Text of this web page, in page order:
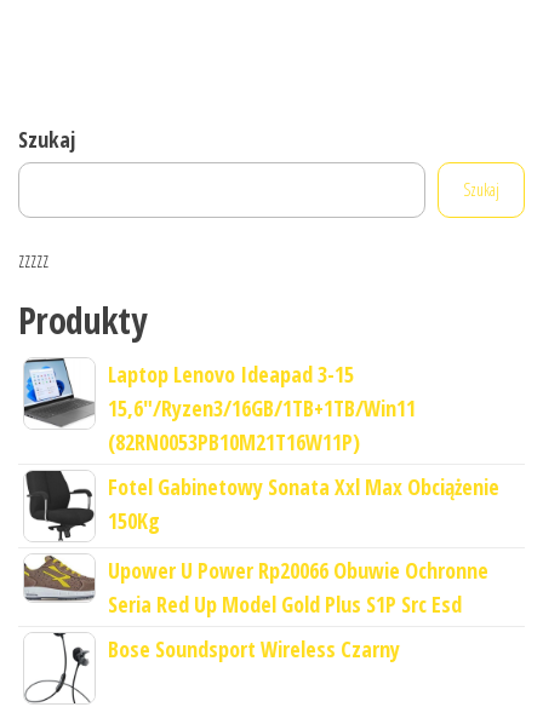
Szukaj
Szukaj
zzzzz
Produkty
Laptop Lenovo Ideapad 3-15
15,6"/Ryzen3/16GB/1TB+1TB/Win11
(82RN0053PB10M21T16W11P)
Fotel Gabinetowy Sonata Xxl Max Obciążenie
150Kg
Upower U Power Rp20066 Obuwie Ochronne
Seria Red Up Model Gold Plus S1P Src Esd
Bose Soundsport Wireless Czarny